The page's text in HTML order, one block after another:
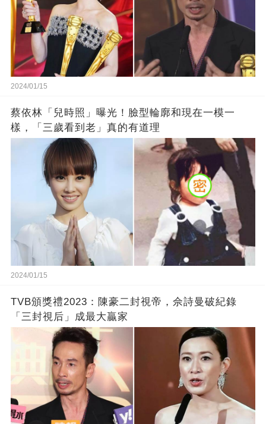
2024/01/15
蔡依林「兒時照」曝光！臉型輪廓和現在一模一
樣，「三歲看到老」真的有道理
2024/01/15
TVB頒獎禮2023：陳豪二封視帝，佘詩曼破紀錄
「三封視后」成最大贏家